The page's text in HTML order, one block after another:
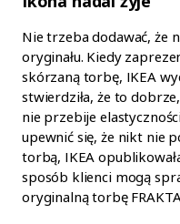
Nie trzeba dodawać, że
oryginału. Kiedy
skórzaną torbę, IKEA
stwierdziła, że to
nie przebije
upewnić się, że nikt nie
torbą, IKEA
sposób klienci mogą
oryginalną torbę